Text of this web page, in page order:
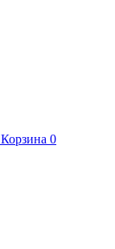
Корзина 0